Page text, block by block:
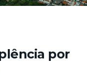
por